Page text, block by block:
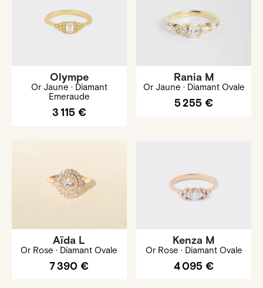
Olympe
Or Jaune · Diamant
Emeraude
3 115 €
Rania M
Or Jaune · Diamant Ovale
5 255 €
Aïda L
Or Rose · Diamant Ovale
7 390 €
Kenza M
Or Rose · Diamant Ovale
4 095 €